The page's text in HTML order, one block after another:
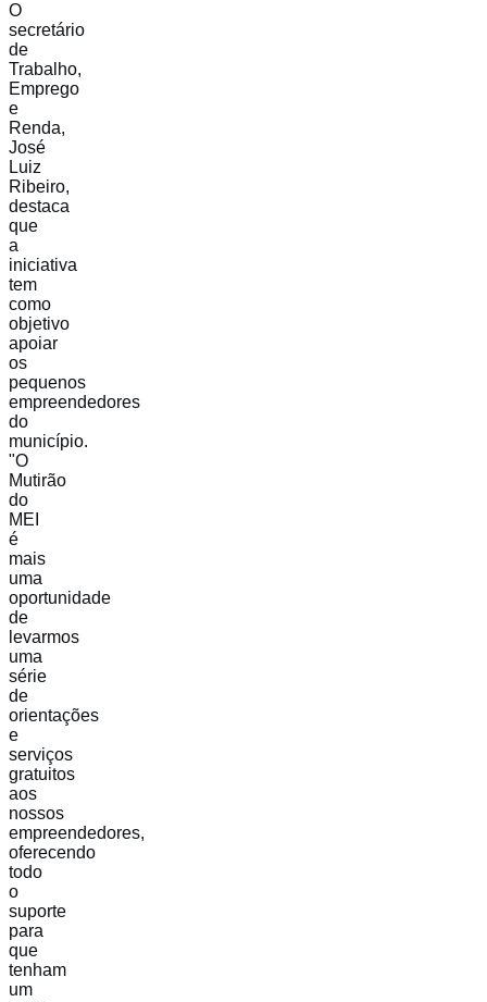
O
secretário
de
Trabalho,
Emprego
e
Renda,
José
Luiz
Ribeiro,
destaca
que
a
iniciativa
tem
como
objetivo
apoiar
os
pequenos
empreendedores
do
município.
"O
Mutirão
do
MEI
é
mais
uma
oportunidade
de
levarmos
uma
série
de
orientações
e
serviços
gratuitos
aos
nossos
empreendedores,
oferecendo
todo
o
suporte
para
que
tenham
um